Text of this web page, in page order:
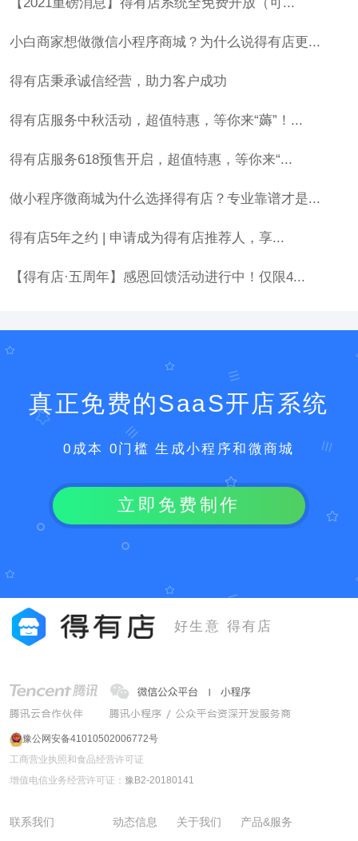
小白商家想做微信小程序商城？为什么说得有店更...
得有店秉承诚信经营，助力客户成功
得有店服务中秋活动，超值特惠，等你来“薅”！...
得有店服务618预售开启，超值特惠，等你来“...
做小程序微商城为什么选择得有店？专业靠谱才是...
得有店5年之约 | 申请成为得有店推荐人，享...
【得有店·五周年】感恩回馈活动进行中！仅限4...
真正免费的SaaS开店系统
0成本 0门槛 生成小程序和微商城
立即免费制作
好生意 得有店
豫公网安备41010502006772号
工商营业执照和食品经营许可证
增值电信业务经营许可证： 豫B2-20180141
联系我们 动态信息 关于我们 产品&服务